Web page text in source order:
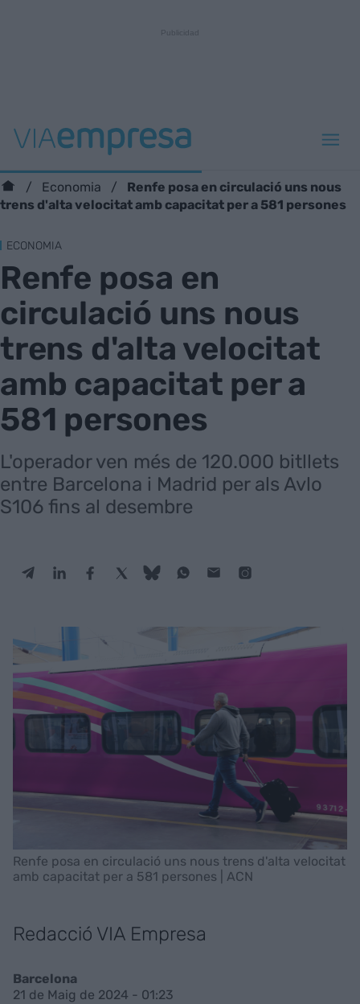
Economia
Renfe posa en circulació uns nous
trens d'alta velocitat amb capacitat per a 581 persones
ECONOMIA
Renfe posa en
circulació uns nous
trens d'alta velocitat
amb capacitat per a
581 persones
L'operador ven més de 120.000 bitllets
entre Barcelona i Madrid per als Avlo
S106 fins al desembre
Renfe posa en circulació uns nous trens d'alta velocitat
amb capacitat per a 581 persones | ACN
Redacció VIA Empresa
Barcelona
21 de Maig de 2024 - 01:23